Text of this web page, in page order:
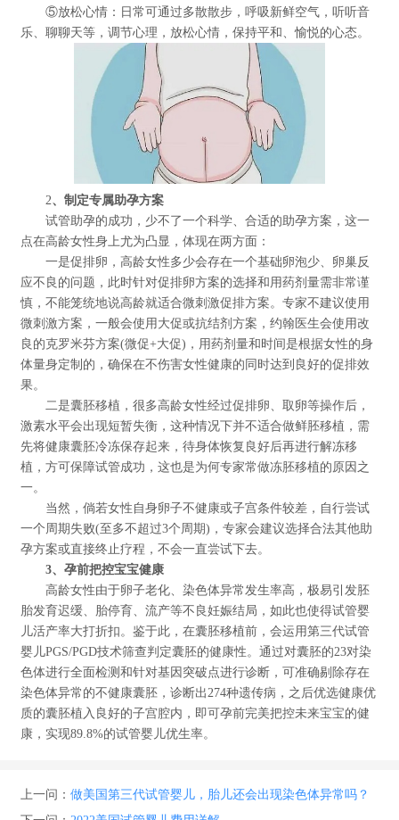
⑤放松心情：日常可通过多散散步，呼吸新鲜空气，听听音
乐、聊聊天等，调节心理，放松心情，保持平和、愉悦的心态。
2、制定专属助孕方案
试管助孕的成功，少不了一个科学、合适的助孕方案，这一
点在高龄女性身上尤为凸显，体现在两方面：
一是促排卵，高龄女性多少会存在一个基础卵泡少、卵巢反
应不良的问题，此时针对促排卵方案的选择和用药剂量需非常谨
慎，不能笼统地说高龄就适合微刺激促排方案。专家不建议使用
微刺激方案，一般会使用大促或抗结剂方案，约翰医生会使用改
良的克罗米芬方案(微促+大促)，用药剂量和时间是根据女性的身
体量身定制的，确保在不伤害女性健康的同时达到良好的促排效
果。
二是囊胚移植，很多高龄女性经过促排卵、取卵等操作后，
激素水平会出现短暂失衡，这种情况下并不适合做鲜胚移植，需
先将健康囊胚冷冻保存起来，待身体恢复良好后再进行解冻移
植，方可保障试管成功，这也是为何专家常做冻胚移植的原因之
一。
当然，倘若女性自身卵子不健康或子宫条件较差，自行尝试
一个周期失败(至多不超过3个周期)，专家会建议选择合法其他助
孕方案或直接终止疗程，不会一直尝试下去。
3、孕前把控宝宝健康
高龄女性由于卵子老化、染色体异常发生率高，极易引发胚
胎发育迟缓、胎停育、流产等不良妊娠结局，如此也使得试管婴
儿活产率大打折扣。鉴于此，在囊胚移植前，会运用第三代试管
婴儿PGS/PGD技术筛查判定囊胚的健康性。通过对囊胚的23对染
色体进行全面检测和针对基因突破点进行诊断，可准确剔除存在
染色体异常的不健康囊胚，诊断出274种遗传病，之后优选健康优
质的囊胚植入良好的子宫腔内，即可孕前完美把控未来宝宝的健
康，实现89.8%的试管婴儿优生率。
上一问： 做美国第三代试管婴儿，胎儿还会出现染色体异常吗？